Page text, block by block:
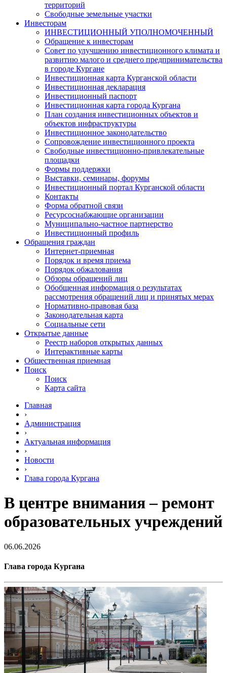
территорий
Свободные земельные участки
Инвесторам
ИНВЕСТИЦИОННЫЙ УПОЛНОМОЧЕННЫЙ
Обращение к инвесторам
Совет по улучшению инвестиционного климата и
развитию малого и среднего предпринимательства
в городе Кургане
Инвестиционная карта Курганской области
Инвестиционная декларация
Инвестиционный паспорт
Инвестиционная карта города Кургана
План создания инвестиционных объектов и
объектов инфраструктуры
Инвестиционное законодательство
Сопровождение инвестиционного проекта
Свободные инвестиционно-привлекательные
площадки
Формы поддержки
Выставки, семинары, форумы
Инвестиционный портал Курганской области
Контакты
Форма обратной связи
Ресурсоснабжающие организации
Муниципально-частное партнерство
Инвестиционный профиль
Обращения граждан
Интернет-приемная
Порядок и время приема
Порядок обжалования
Обзоры обращений лиц
Обобщенная информация о результатах
рассмотрения обращений лиц и принятых мерах
Нормативно-правовая база
Законодательная карта
Социальные сети
Открытые данные
Реестр наборов открытых данных
Интерактивные карты
Общественная приемная
Поиск
Поиск
Карта сайта
Главная
›
Администрация
›
Актуальная информация
›
Новости
›
Глава города Кургана
В центре внимания – ремонт
образовательных учреждений
06.06.2026
Глава города Кургана